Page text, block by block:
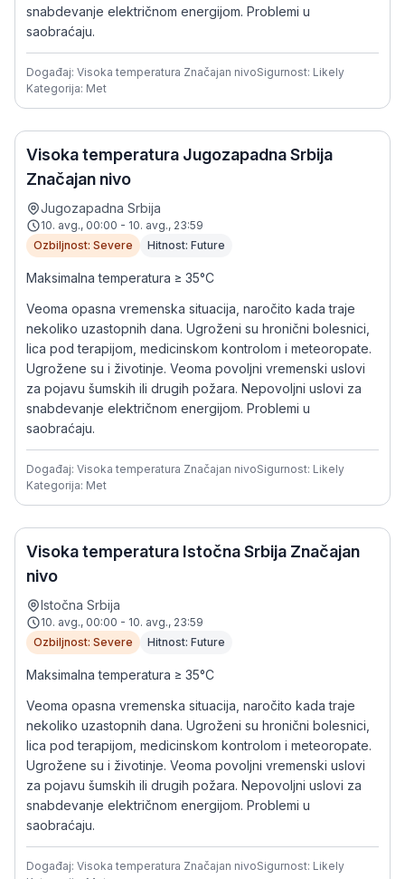
snabdevanje električnom energijom. Problemi u
saobraćaju.
Događaj: Visoka temperatura Značajan nivoSigurnost: Likely
Kategorija: Met
Visoka temperatura Jugozapadna Srbija
Značajan nivo
Jugozapadna Srbija
10. avg., 00:00 - 10. avg., 23:59
Ozbiljnost: Severe
Hitnost: Future
Maksimalna temperatura ≥ 35°C
Veoma opasna vremenska situacija, naročito kada traje
nekoliko uzastopnih dana. Ugroženi su hronični bolesnici,
lica pod terapijom, medicinskom kontrolom i meteoropate.
Ugrožene su i životinje. Veoma povoljni vremenski uslovi
za pojavu šumskih ili drugih požara. Nepovoljni uslovi za
snabdevanje električnom energijom. Problemi u
saobraćaju.
Događaj: Visoka temperatura Značajan nivoSigurnost: Likely
Kategorija: Met
Visoka temperatura Istočna Srbija Značajan
nivo
Istočna Srbija
10. avg., 00:00 - 10. avg., 23:59
Ozbiljnost: Severe
Hitnost: Future
Maksimalna temperatura ≥ 35°C
Veoma opasna vremenska situacija, naročito kada traje
nekoliko uzastopnih dana. Ugroženi su hronični bolesnici,
lica pod terapijom, medicinskom kontrolom i meteoropate.
Ugrožene su i životinje. Veoma povoljni vremenski uslovi
za pojavu šumskih ili drugih požara. Nepovoljni uslovi za
snabdevanje električnom energijom. Problemi u
saobraćaju.
Događaj: Visoka temperatura Značajan nivoSigurnost: Likely